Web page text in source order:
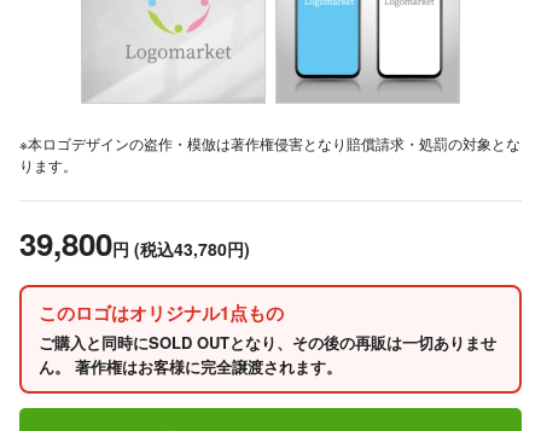
※本ロゴデザインの盗作・模倣は著作権侵害となり賠償請求・処罰の対象とな
ります。
39,800円 (税込43,780円)
このロゴはオリジナル1点もの
ご購入と同時にSOLD OUTとなり、その後の再販は一切ありませ
ん。 著作権はお客様に完全譲渡されます。